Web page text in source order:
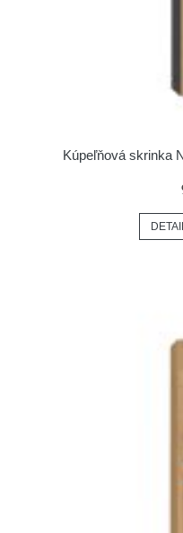
Kúpeľňová skrinka